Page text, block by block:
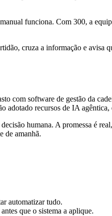
funciona. Com 300, a
cruza a informação e avisa
com software de gestão da
adotado recursos de IA
humana. A promessa é
de amanhã.
automatizar tudo.
que o sistema a aplique.